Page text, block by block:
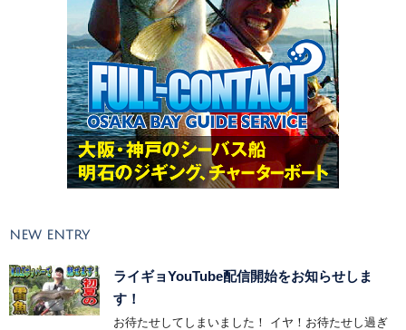
NEW ENTRY
ライギョYouTube配信開始をお知らせしま
す！
お待たせしてしまいました！ イヤ！お待たせし過ぎ